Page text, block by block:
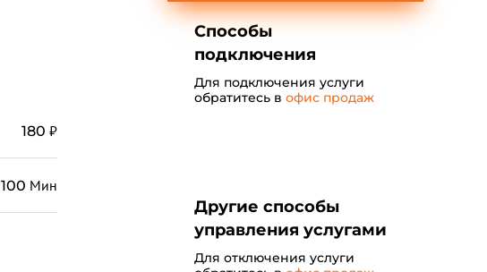
Способы
подключения
Для подключения услуги
обратитесь в офис продаж
Другие способы
управления услугами
Для отключения услуги
180 ₽
100 Мин